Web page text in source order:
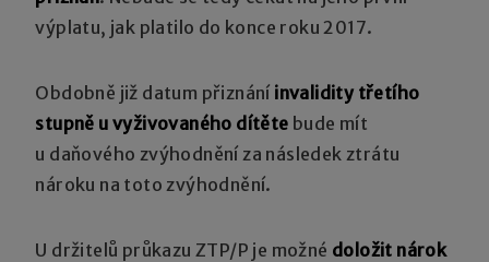
výplatu, jak platilo do konce roku 2017.
Obdobně již datum přiznání invalidity třetího
stupně u vyživovaného dítěte bude mít
u daňového zvýhodnění za následek ztrátu
nároku na toto zvýhodnění.
U držitelů průkazu ZTP/P je možné doložit nárok